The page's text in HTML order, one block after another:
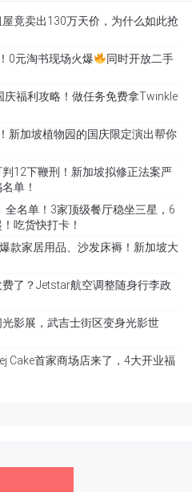
竟卖出130万天价，为什么如此抢
0元淘书现场火爆
同时开放二手
福利攻略！做任务免费拿Twinkle
新加坡植物园的国庆限定演出帮你
12下鞭刑！新加坡拟修正法案严
单！
名单！3家顶级餐厅稳坐三星，6
吃货快打卡！
款家居用品、沙发床褥！新加坡大
了？Jetstar航空调整随身行李政
影展，武吉士街区变身光影世
Cake首家商场店来了，4大开业福